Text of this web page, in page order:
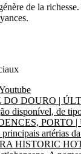
de la